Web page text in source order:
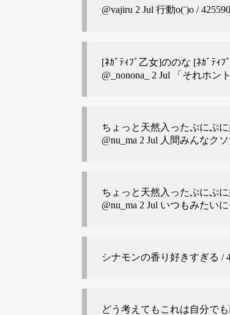
@vajiru 2 Jul 行動o(-)o /
[ﾈｶﾞﾃｨﾌﾞ乙女]ののな [ﾈｶﾞﾃｨ
@_nonona_
2 Jul 「それホン
ちょっと天然入ったぷにぷ
@nu_ma 2 Jul 人間みんなク
ちょっと天然入ったぷにぷ
@nu_ma 2 Jul いつもみたい
シナモンの香り好きすぎる /
どう考えてもこれは自分でも